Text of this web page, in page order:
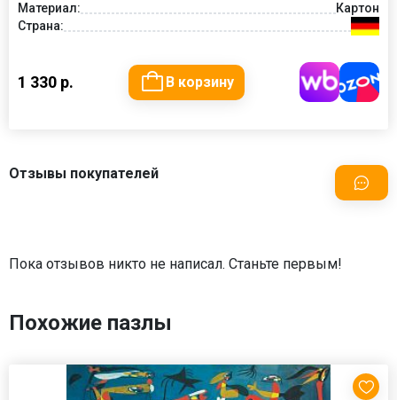
Материал:
Картон
Страна:
1 330 р. В корзину
Отзывы покупателей
Пока отзывов никто не написал. Станьте первым!
Похожие пазлы